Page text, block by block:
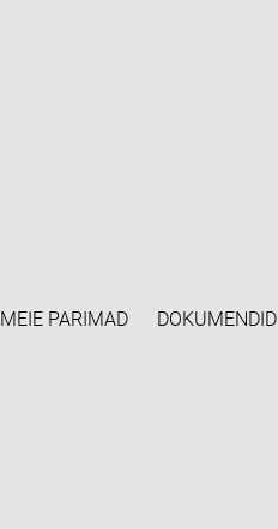
MEIE PARIMAD DOKUMENDID